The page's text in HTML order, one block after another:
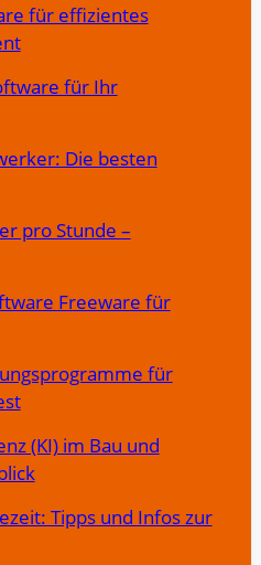
für effizientes
für Ihr
Die besten
pro Stunde –
Freeware für
für
(KI) im Bau und
Tipps und Infos zur